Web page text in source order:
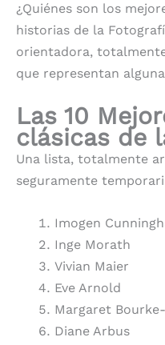
¿Quiénes son los
historias de la
orientadora,
que representan
Las 10
clásicas de
Una lista, totalmente
seguramente
Imogen
Inge Morath
Vivian Maier
Eve Arnold
Margaret
Diane Arbus